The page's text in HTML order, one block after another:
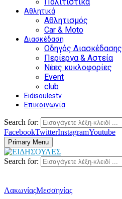
Αθλητικά
Αθλητισμός
Car & Moto
Διασκέδαση
Οδηγός Διασκέδασης
Περίεργα & Αστεία
Νέες κυκλοφορίες
Event
club
Eidisoulestv
Επικοινωνία
Search for:
FacebookTwitterInstagramYoutube
Primary Menu
Search for:
ΛακωνίαςΜεσσηνίας